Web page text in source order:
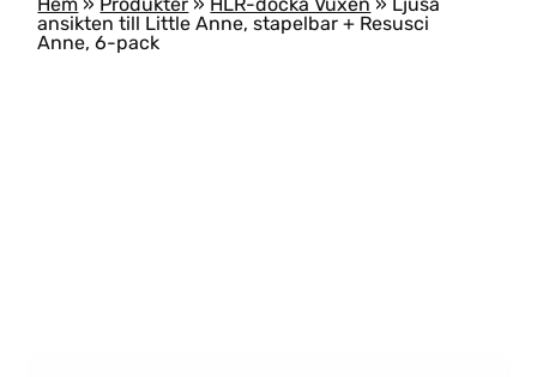
ansikten till Little Anne, stapelbar + Resusci
Anne, 6-pack